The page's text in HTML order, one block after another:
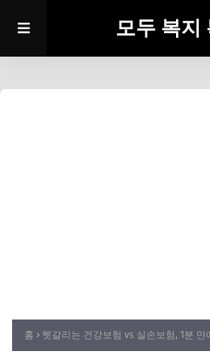
모두 복지
홈 헷갈리는 건강보험 vs 실손보험, 1분 만